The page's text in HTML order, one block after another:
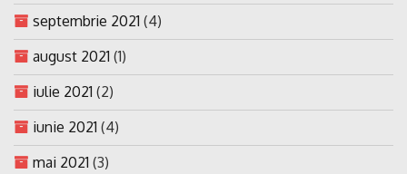
septembrie 2021 (4)
august 2021 (1)
iulie 2021 (2)
iunie 2021 (4)
mai 2021 (3)